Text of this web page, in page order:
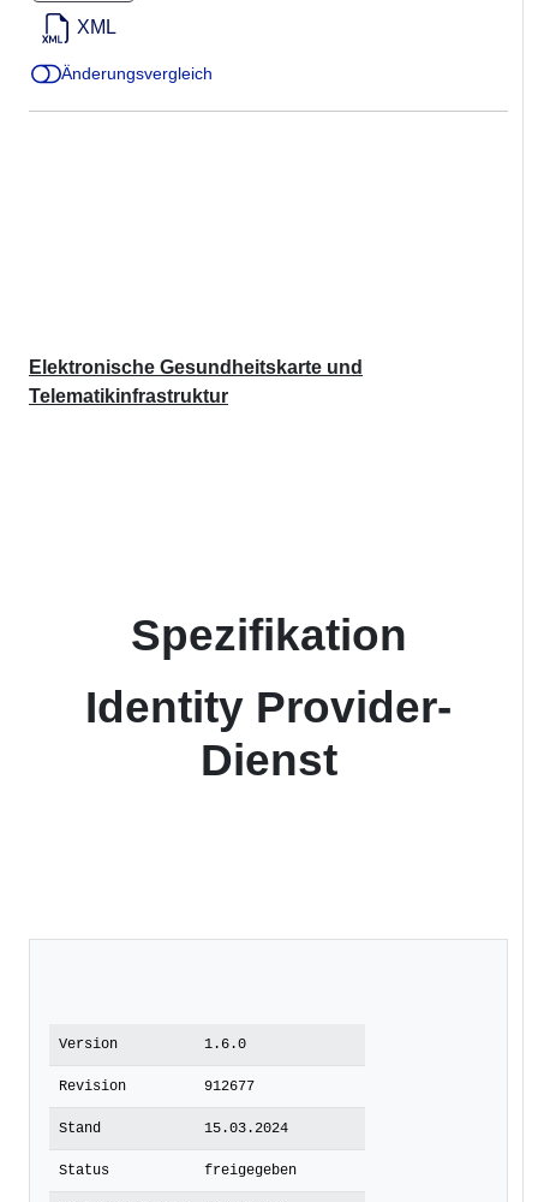
XML
Änderungsvergleich
Elektronische Gesundheitskarte und
Telematikinfrastruktur
Spezifikation
Identity Provider-
Dienst
Version 1.6.0
Revision 912677
Stand 15.03.2024
Status freigegeben